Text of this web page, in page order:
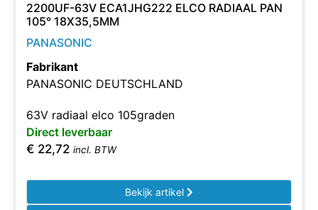
2200UF-63V ECA1JHG222 ELCO RADIAAL PAN
105° 18X35,5MM
PANASONIC
Fabrikant
PANASONIC DEUTSCHLAND
63V radiaal elco 105graden
Direct leverbaar
€ 22,72 incl. BTW
Bekijk artikel